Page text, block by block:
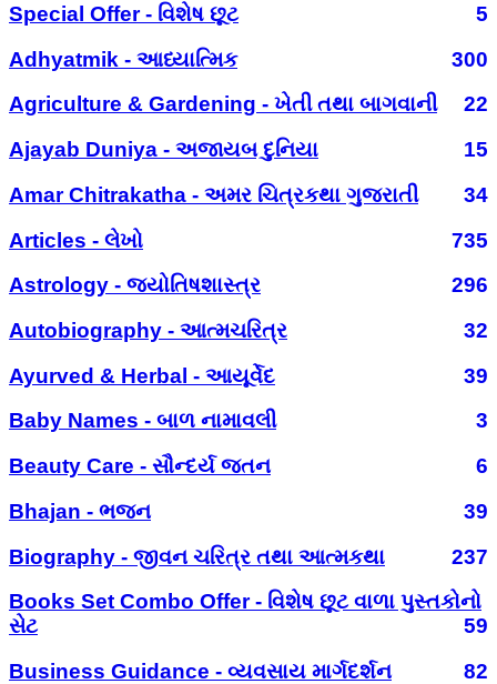
Special Offer - વિશેષ છૂટ
5
Adhyatmik - આધ્યાત્મિક
300
Agriculture & Gardening - ખેતી તથા બાગવાની
22
Ajayab Duniya - અજાયબ દુનિયા
15
Amar Chitrakatha - અમર ચિત્રકથા ગુજરાતી
34
Articles - લેખો
735
Astrology - જ્યોતિષશાસ્ત્ર
296
Autobiography - આત્મચરિત્ર
32
Ayurved & Herbal - આયૂર્વેદ
39
Baby Names - બાળ નામાવલી
3
Beauty Care - સૌન્દર્ય જતન
6
Bhajan - ભજન
39
Biography - જીવન ચરિત્ર તથા આત્મકથા
237
Books Set Combo Offer - વિશેષ છૂટ વાળા પુસ્તકોનો
સેટ
59
Business Guidance - વ્યવસાય માર્ગદર્શન
82